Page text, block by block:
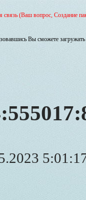
связь (Ваш вопрос, Создание
Вы сможете